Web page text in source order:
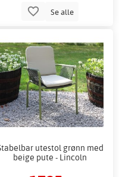
Se alle
utestol grønn med
beige pute - Lincoln